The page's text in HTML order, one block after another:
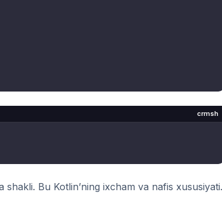
crmsh
Bu Kotlin’ning ixcham va nafis xususiyati.